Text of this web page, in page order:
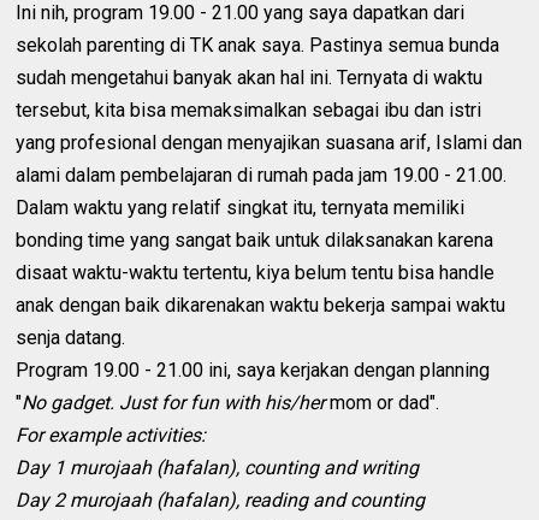
Ini nih, program 19.00 - 21.00 yang saya dapatkan dari
sekolah parenting di TK anak saya. Pastinya semua bunda
sudah mengetahui banyak akan hal ini. Ternyata di waktu
tersebut, kita bisa memaksimalkan sebagai ibu dan istri
yang profesional dengan menyajikan suasana arif, Islami dan
alami dalam pembelajaran di rumah pada jam 19.00 - 21.00.
Dalam waktu yang relatif singkat itu, ternyata memiliki
bonding time yang sangat baik untuk dilaksanakan karena
disaat waktu-waktu tertentu, kiya belum tentu bisa handle
anak dengan baik dikarenakan waktu bekerja sampai waktu
senja datang.
Program 19.00 - 21.00 ini, saya kerjakan dengan planning
"No gadget. Just for fun with his/hermom or dad".
For example activities:
Day 1 murojaah (hafalan), counting and writing
Day 2 murojaah (hafalan), reading and counting